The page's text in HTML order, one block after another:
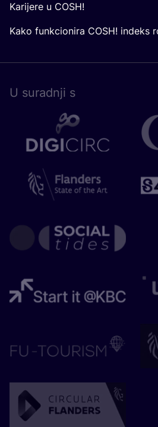
Karijere u COSH!
Kako funkcionira COSH! indeks
U surad­nji s